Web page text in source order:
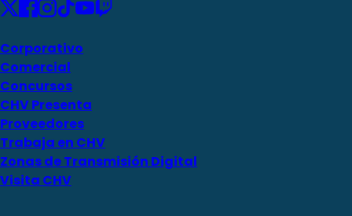
Corporativo
Comercial
Concursos
CHV Presenta
Proveedores
Trabaja en CHV
Zonas de Transmisión Digital
Visita CHV